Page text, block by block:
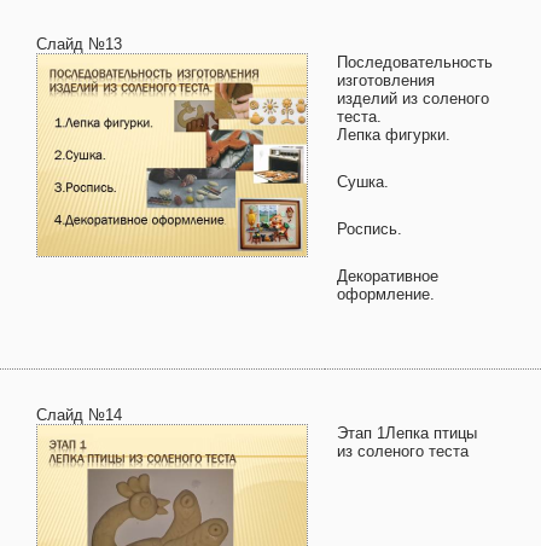
Слайд №13
Последовательность
изготовления
изделий из соленого
теста.
Лепка фигурки.
Сушка.
Роспись.
Декоративное
оформление.
Слайд №14
Этап 1Лепка птицы
из соленого теста